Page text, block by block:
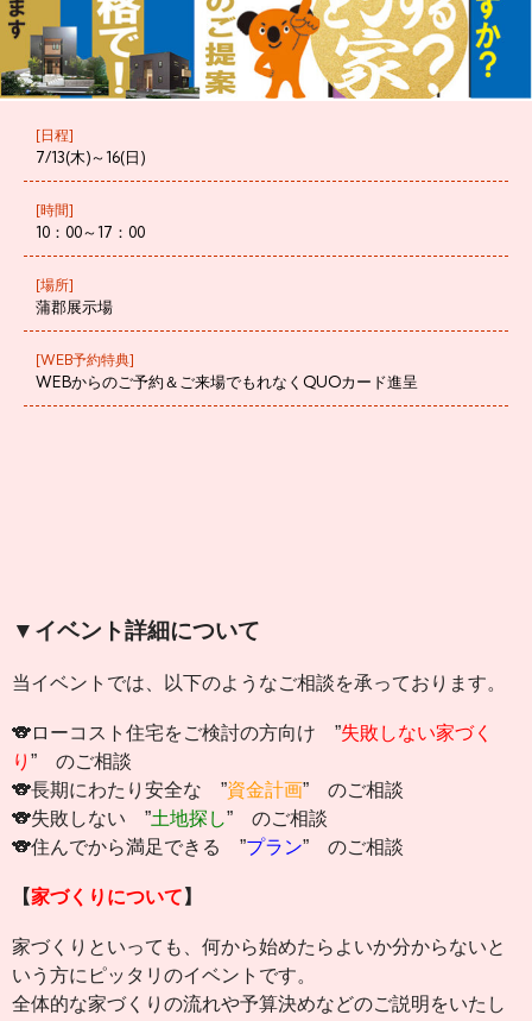
[日程]
7/13(木)～16(日)
[時間]
10：00～17：00
[場所]
蒲郡展示場
[WEB予約特典]
WEBからのご予約＆ご来場でもれなくQUOカード進呈
▼イベント詳細について
当イベントでは、以下のようなご相談を承っております。
🐨ローコスト住宅をご検討の方向け ”失敗しない家づく
り ” のご相談
🐨長期にわたり安全な ”資金計画” のご相談
🐨失敗しない ”土地探し” のご相談
🐨住んでから満足できる ”プラン” のご相談
【家づくりについて 】
家づくりといっても、何から始めたらよいか分からないと
いう方にピッタリのイベントです。
全体的な家づくりの流れや予算決めなどのご説明をいたし